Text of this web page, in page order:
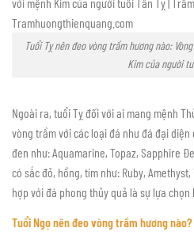
Tuổi Tỵ nên đeo vòng trầm hương nào:
Kim của người
Ngoài ra, tuổi Tỵ đối với ai mang mệnh
vòng trầm với các loại đá như đá đại diện
đen như: Aquamarine, Topaz, Sapphire
có sắc đỏ, hồng, tím như: Ruby,
hợp với đá phong thủy quả là sự lựa chọn
Tuổi Ngọ nên đeo vòng trầm hương nào?